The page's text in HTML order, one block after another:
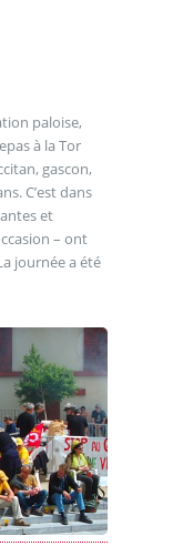
paloise,
à la Tor
gascon,
C’est dans
et
– ont
journée a été